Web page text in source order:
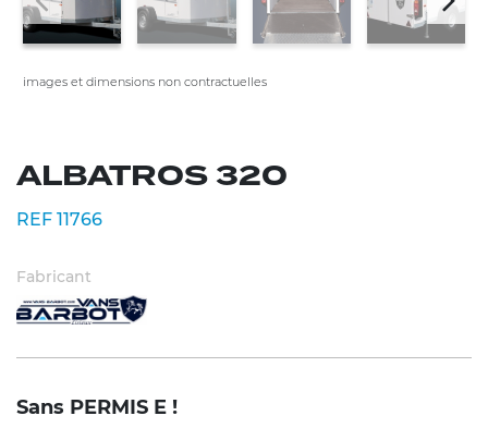
images et dimensions non contractuelles
ALBATROS 320
REF 11766
Fabricant
Sans PERMIS E !